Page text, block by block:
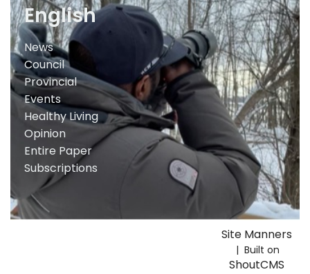
English
News
Council
Provincial
Events
Healthy Living
Opinion
Entire Paper
Subscriptions
Site Manners
| Built on
ShoutCMS